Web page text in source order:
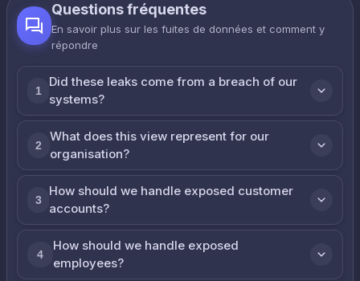
Questions fréquentes
En savoir plus sur les fuites de données et comment y
répondre
1
Did these leaks come from a breach of our
systems?
2
What does this view represent for our
organisation?
3
How should we handle exposed customer
accounts?
4
How should we handle exposed
employees?